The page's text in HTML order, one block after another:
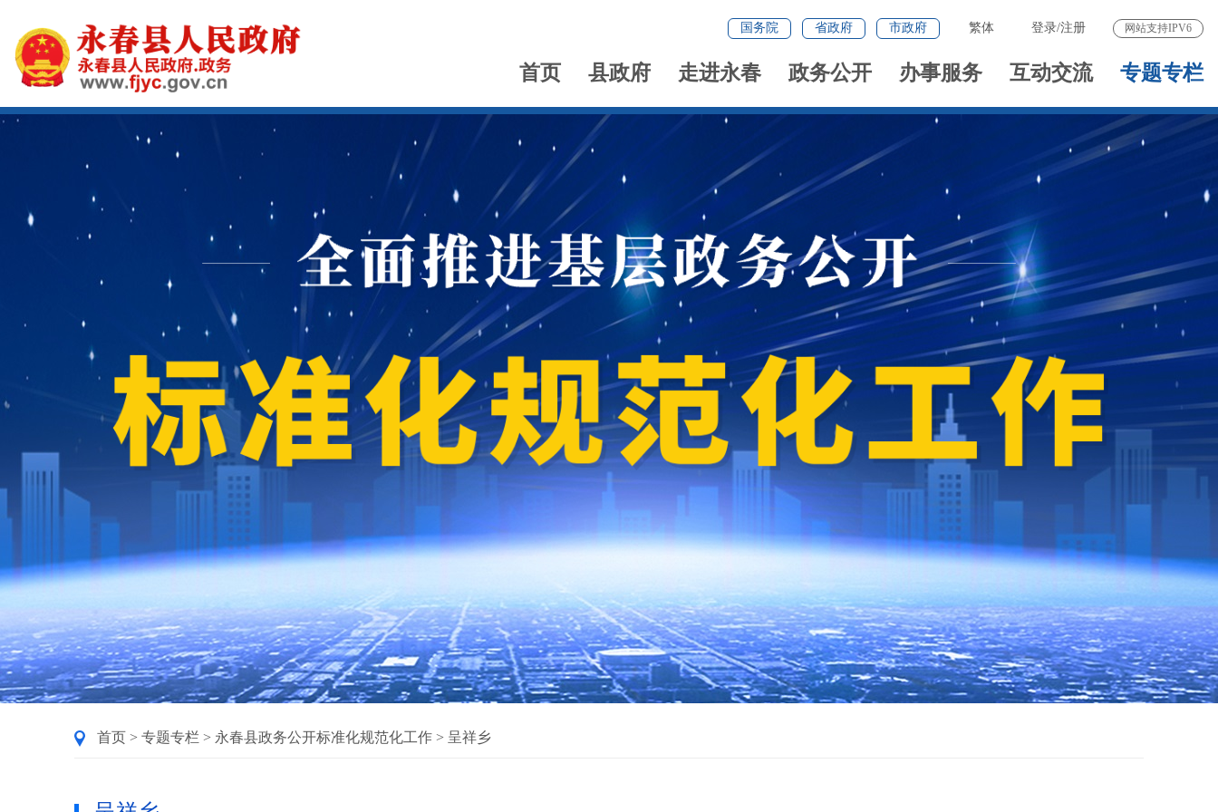
国务院 省政府 市政府 繁体 登录/注册 网站支持IPV6
首页 县政府 走进永春 政务公开 办事服务 互动交流 专题专栏
首页 > 专题专栏 > 永春县政务公开标准化规范化工作 > 呈祥乡